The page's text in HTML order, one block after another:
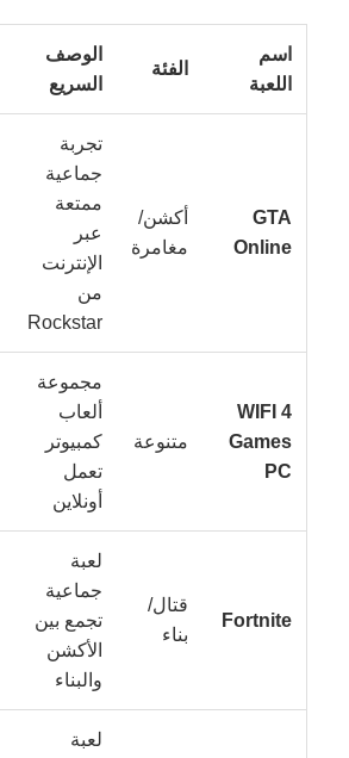
اسم
اللعبة
الفئة
الوصف
السريع
GTA
Online
أكشن/
مغامرة
تجربة
جماعية
ممتعة
عبر
الإنترنت
من
Rockstar
WIFI 4
Games
PC
متنوعة
مجموعة
ألعاب
كمبيوتر
تعمل
أونلاين
Fortnite
قتال/
بناء
لعبة
جماعية
تجمع بين
الأكشن
والبناء
لعبة